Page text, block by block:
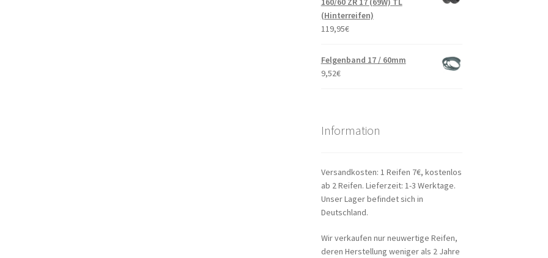
(Hinterreifen)
119,95€
Felgenband 17 / 60mm
9,52€
Information
Versandkosten: 1 Reifen 7€, kostenlos
ab 2 Reifen. Lieferzeit: 1-3 Werktage.
Unser Lager befindet sich in
Deutschland.
Wir verkaufen nur neuwertige Reifen,
deren Herstellung weniger als 2 Jahre